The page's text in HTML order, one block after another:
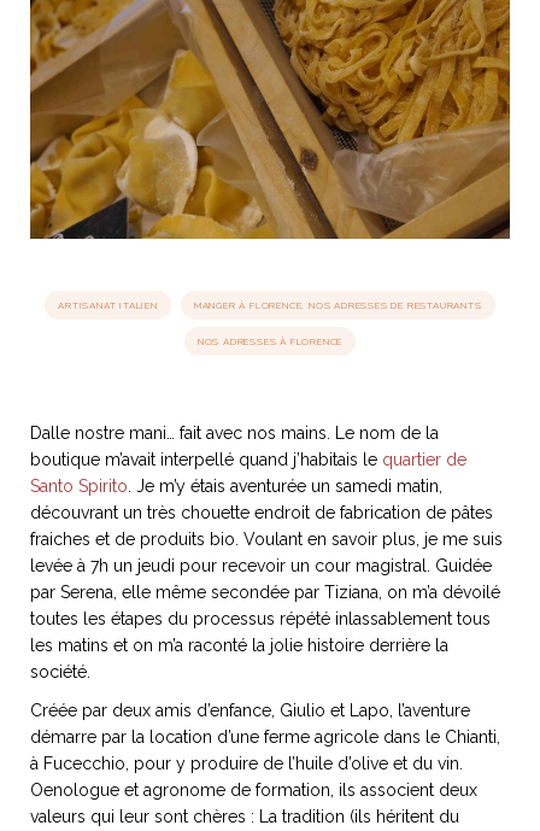
ITALIEN
SUBLIME ! LE DÉCOR ITALIEN
LIRE
Lucia
Les cuirs de
Burano, la palette
de tous les
superlatifs
ET FUGUEUSES
AND I
journal
WEBSERIE
Dolce Follia
ARTISANAT ITALIEN MANGER À FLORENCE, NOS ADRESSES DE RESTAURANTS
NOS ADRESSES À FLORENCE
Dalle nostre mani… fait avec nos mains. Le nom de la
boutique m’avait interpellé quand j’habitais le quartier de
Santo Spirito . Je m’y étais aventurée un samedi matin,
découvrant un très chouette endroit de fabrication de pâtes
fraiches et de produits bio. Voulant en savoir plus, je me suis
levée à 7h un jeudi pour recevoir un cour magistral. Guidée
par Serena, elle même secondée par Tiziana, on m’a dévoilé
toutes les étapes du processus répété inlassablement tous
les matins et on m’a raconté la jolie histoire derrière la
société.
Créée par deux amis d’enfance, Giulio et Lapo, l’aventure
démarre par la location d’une ferme agricole dans le Chianti,
à Fucecchio, pour y produire de l’huile d’olive et du vin.
Oenologue et agronome de formation, ils associent deux
valeurs qui leur sont chères : La tradition (ils héritent du